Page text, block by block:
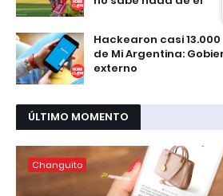
Hackearon casi
de Mi Argentina:
externo
ÚLTIMO MOMENTO
Changuito